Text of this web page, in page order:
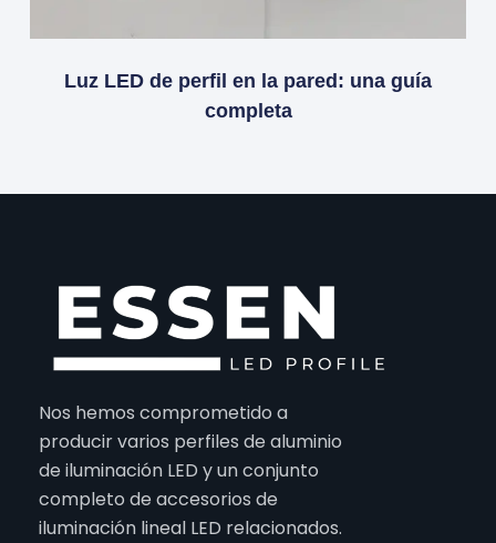
Luz LED de perfil en la pared: una guía
completa
Nos hemos comprometido a
producir varios perfiles de aluminio
de iluminación LED y un conjunto
completo de accesorios de
iluminación lineal LED relacionados.